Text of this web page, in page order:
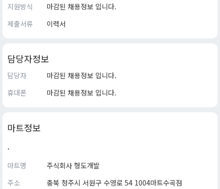
지원방식
마감된 채용정보 입니다.
제출서류
이력서
담당자정보
담당자
마감된 채용정보 입니다.
휴대폰
마감된 채용정보 입니다.
마트정보
.
마트명
주식회사 형도개발
주소
충북 청주시 서원구 수영로 54 1004마트수곡점